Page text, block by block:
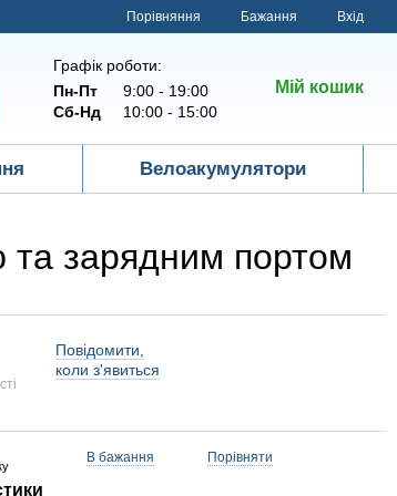
Порівняння Бажання Вхід
Графік роботи:
Пн-Пт
9:00 - 19:00
Сб-Нд
10:00 - 15:00
Мій кошик
Велоакумулятори
та зарядним портом
Повідомити,
коли з'явиться
В бажання Порівняти